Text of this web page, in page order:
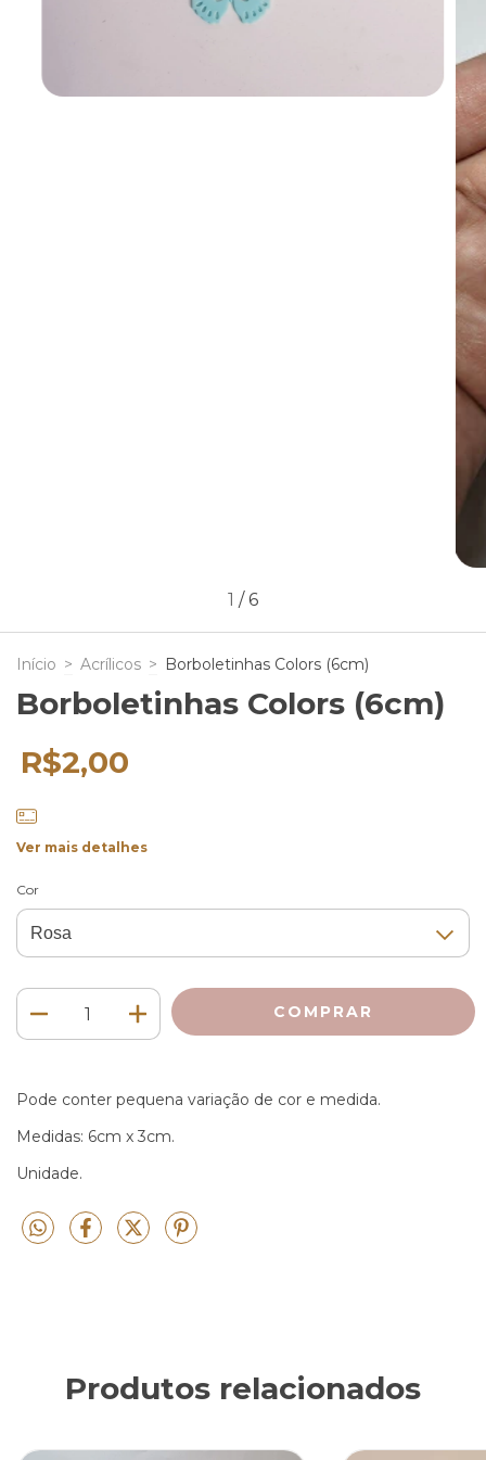
1 /6
Início > Acrílicos > Borboletinhas Colors (6cm)
Borboletinhas Colors (6cm)
R$2,00
Ver mais detalhes
Cor
Pode conter pequena variação de cor e medida.
Medidas: 6cm x 3cm.
Unidade.
Produtos relacionados